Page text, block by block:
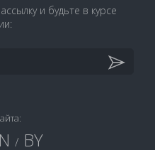
и будьте в курсе
/ BY